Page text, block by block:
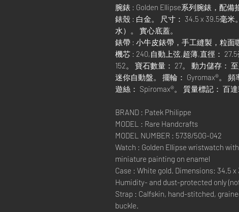
腕錶 : Golden Ellipse系列腕錶，配
錶殼 : 白金。 尺寸： 34.5 x 39.5毫
水）。 實心底蓋。
錶帶 : 小牛皮錶帶，手工縫製，粒面
機芯 : 240,自動上弦,超薄,直徑：
152。 寶石數量： 27。 動力儲存：
迷你自動盤。 擺輪： Gyromax®。 頻
遊絲： Spiromax®。 質量標記： 百達
BRAND : Patek Philippe
MODEL : Rare Handcrafts
MODEL NUMBER : 5738/50G-042
Watch : Golden Ellipse wristwatch
miniature painting on enamel
Case : White gold. Dimensions: 34.5
Humidity- and dust-protected only
Strap : Calfskin, hand-stitched,
buckle.